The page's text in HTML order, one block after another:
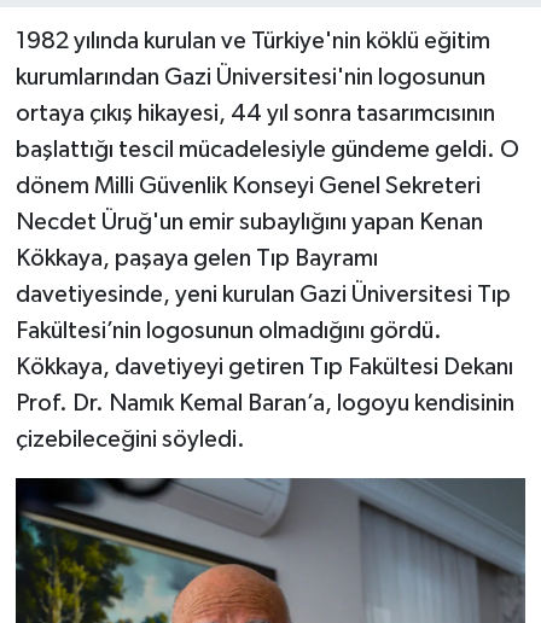
1982 yılında kurulan ve Türkiye'nin köklü eğitim
kurumlarından Gazi Üniversitesi'nin logosunun
ortaya çıkış hikayesi, 44 yıl sonra tasarımcısının
başlattığı tescil mücadelesiyle gündeme geldi. O
dönem Milli Güvenlik Konseyi Genel Sekreteri
Necdet Üruğ'un emir subaylığını yapan Kenan
Kökkaya, paşaya gelen Tıp Bayramı
davetiyesinde, yeni kurulan Gazi Üniversitesi Tıp
Fakültesi’nin logosunun olmadığını gördü.
Kökkaya, davetiyeyi getiren Tıp Fakültesi Dekanı
Prof. Dr. Namık Kemal Baran’a, logoyu kendisinin
çizebileceğini söyledi.